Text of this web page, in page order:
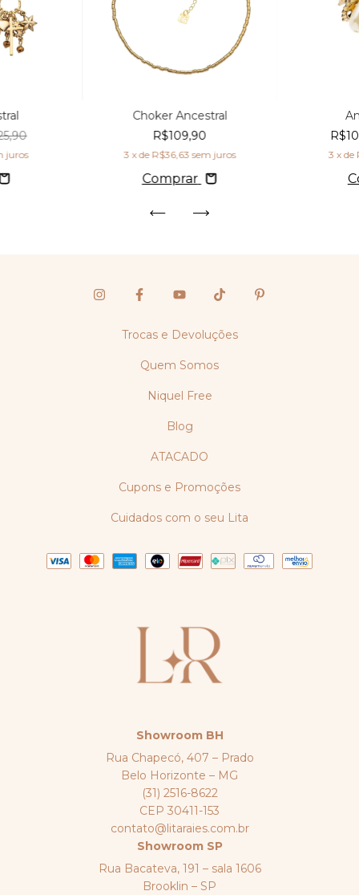
juros
Choker Ancestral
R$109,90
3 x de R$36,63 sem juros
Comprar
3 x de
Trocas e Devoluções
Quem Somos
Niquel Free
Blog
ATACADO
Cupons e Promoções
Cuidados com o seu Lita
Showroom BH
Rua Chapecó, 407 – Prado
Belo Horizonte – MG
(31) 2516-8622
CEP 30411-153
contato@litaraies.com.br
Showroom SP
Rua Bacateva, 191 – sala 1606
Brooklin – SP